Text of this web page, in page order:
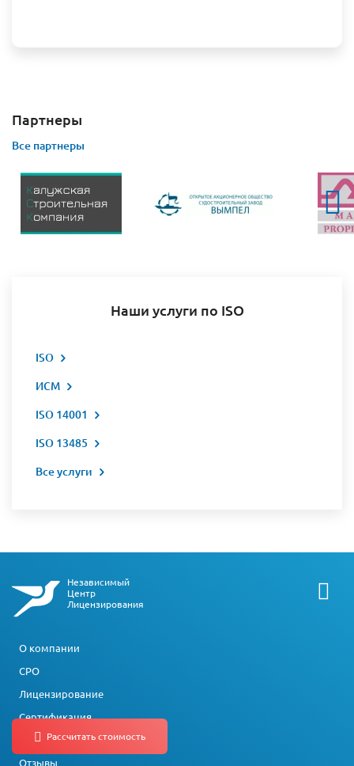
Партнеры
Все партнеры
Наши услуги по ISO
ISO
ИСМ
ISO 14001
ISO 13485
Все услуги
Независимый
Центр
Лицензирования
О компании
СРО
Лицензирование
Сертификация
Статьи
Отзывы